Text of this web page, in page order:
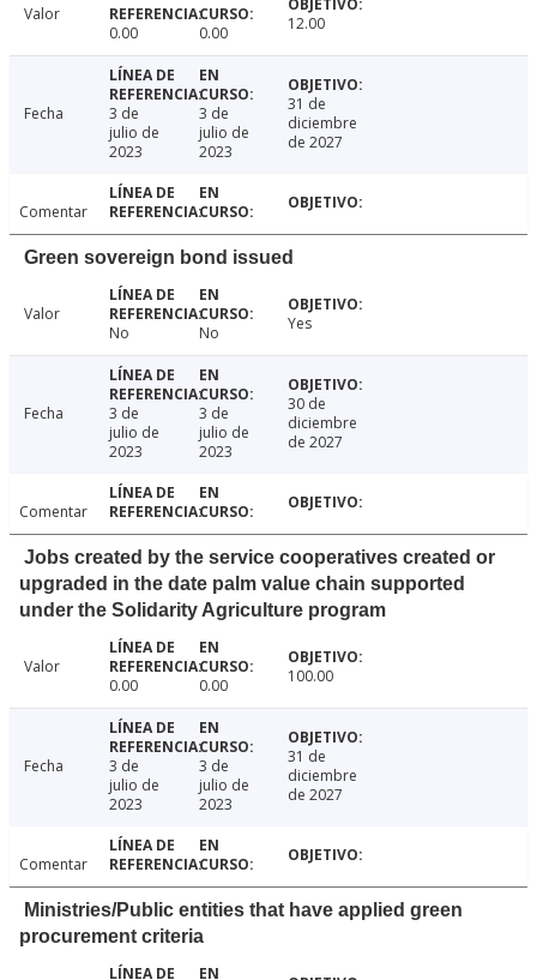
Valor
0.00
0.00 12.00
Fecha
3 de
julio de
2023
3 de
julio de
2023
31 de
diciembre
de 2027
Comentar
Green sovereign bond issued
Valor
No
No Yes
Fecha
3 de
julio de
2023
3 de
julio de
2023
30 de
diciembre
de 2027
Comentar
Jobs created by the service cooperatives created or
upgraded in the date palm value chain supported
under the Solidarity Agriculture program
Valor
0.00
0.00 100.00
Fecha
3 de
julio de
2023
3 de
julio de
2023
31 de
diciembre
de 2027
Comentar
Ministries/Public entities that have applied green
procurement criteria